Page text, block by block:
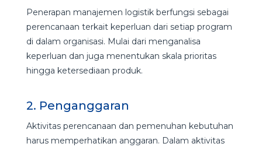
Penerapan manajemen logistik berfungsi sebagai
perencanaan terkait keperluan dari setiap program
di dalam organisasi. Mulai dari menganalisa
keperluan dan juga menentukan skala prioritas
hingga ketersediaan produk.
2. Penganggaran
Aktivitas perencanaan dan pemenuhan kebutuhan
harus memperhatikan anggaran. Dalam aktivitas